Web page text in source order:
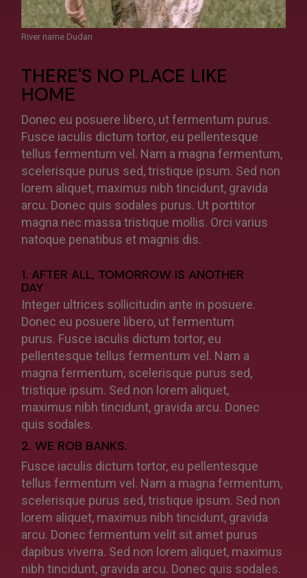
River name Dudan
THERE'S NO PLACE LIKE
HOME
Donec eu posuere libero, ut fermentum purus.
Fusce iaculis dictum tortor, eu pellentesque
tellus fermentum vel. Nam a magna fermentum,
scelerisque purus sed, tristique ipsum. Sed non
lorem aliquet, maximus nibh tincidunt, gravida
arcu. Donec quis sodales purus. Ut porttitor
magna nec massa tristique mollis. Orci varius
natoque penatibus et magnis dis.
1. AFTER ALL, TOMORROW IS ANOTHER
DAY
Integer ultrices sollicitudin ante in posuere.
Donec eu posuere libero, ut fermentum
purus. Fusce iaculis dictum tortor, eu
pellentesque tellus fermentum vel. Nam a
magna fermentum, scelerisque purus sed,
tristique ipsum. Sed non lorem aliquet,
maximus nibh tincidunt, gravida arcu. Donec
quis sodales.
2. WE ROB BANKS.
Fusce iaculis dictum tortor, eu pellentesque
tellus fermentum vel. Nam a magna fermentum,
scelerisque purus sed, tristique ipsum. Sed non
lorem aliquet, maximus nibh tincidunt, gravida
arcu. Donec fermentum velit sit amet purus
dapibus viverra. Sed non lorem aliquet, maximus
nibh tincidunt, gravida arcu. Donec quis sodales.